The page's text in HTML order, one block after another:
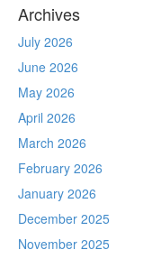
Archives
July 2026
June 2026
May 2026
April 2026
March 2026
February 2026
January 2026
December 2025
November 2025